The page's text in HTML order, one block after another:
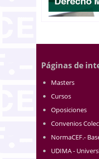
Páginas de
Masters
Cursos
Oposiciones
Convenios
NormaCEF.-
UDIMA -